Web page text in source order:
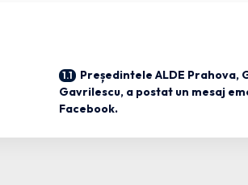
Președintele ALDE Prahova,
Gavrilescu, a postat un mesaj
Facebook.